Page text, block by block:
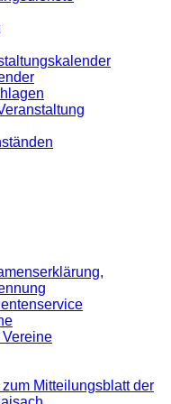
Vereine
Mitteilungsblatt der